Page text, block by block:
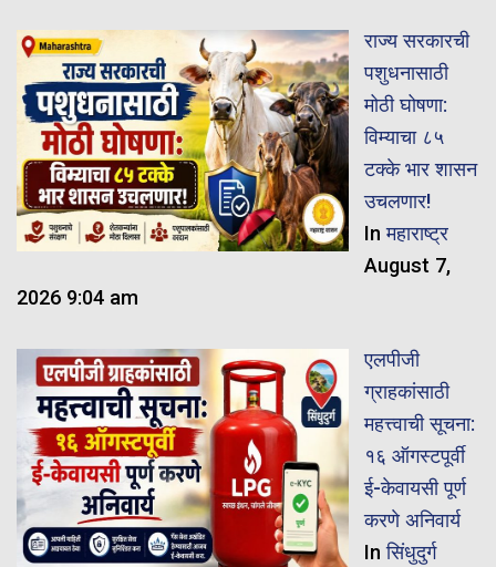
राज्य सरकारची
पशुधनासाठी
मोठी घोषणा:
विम्याचा ८५
टक्के भार शासन
उचलणार!
Inमहाराष्ट्र
August 7,
2026 9:04 am
एलपीजी
ग्राहकांसाठी
महत्त्वाची सूचना:
१६ ऑगस्टपूर्वी
ई-केवायसी पूर्ण
करणे अनिवार्य
Inसिंधुदुर्ग